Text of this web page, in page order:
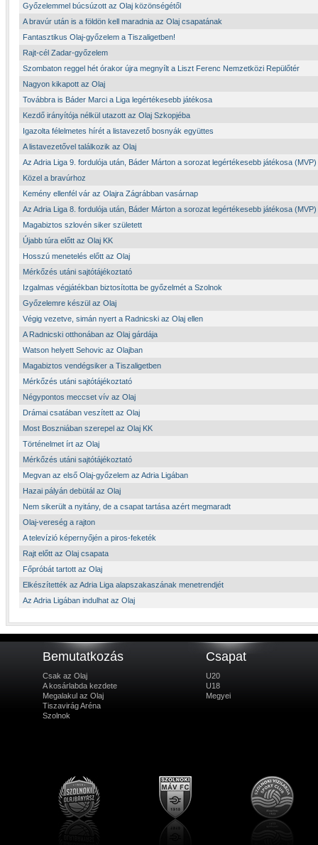
Győzelemmel búcsúzott az Olaj közönségétől
A bravúr után is a földön kell maradnia az Olaj csapatának
Fantasztikus Olaj-győzelem a Tiszaligetben!
Rajt-cél Zadar-győzelem
Szombaton reggel hét órakor újra megnyílt a Liszt Ferenc Nemzetközi Repülőtér
Nagyon kikapott az Olaj
Továbbra is Báder Marci a Liga legértékesebb játékosa
Kezdő irányítója nélkül utazott az Olaj Szkopjéba
Igazolta félelmetes hírét a listavezető bosnyák együttes
A listavezetővel találkozik az Olaj
Az Adria Liga 9. fordulója után, Báder Márton a sorozat legértékesebb játékosa (MVP)
Közel a bravúrhoz
Kemény ellenfél vár az Olajra Zágrábban vasárnap
Az Adria Liga 8. fordulója után, Báder Márton a sorozat legértékesebb játékosa (MVP)
Magabiztos szlovén siker született
Újabb túra előtt az Olaj KK
Hosszú menetelés előtt az Olaj
Mérkőzés utáni sajtótájékoztató
Izgalmas végjátékban biztosította be győzelmét a Szolnok
Győzelemre készül az Olaj
Végig vezetve, simán nyert a Radnicski az Olaj ellen
A Radnicski otthonában az Olaj gárdája
Watson helyett Sehovic az Olajban
Magabiztos vendégsiker a Tiszaligetben
Mérkőzés utáni sajtótájékoztató
Négypontos meccset vív az Olaj
Drámai csatában veszített az Olaj
Most Boszniában szerepel az Olaj KK
Történelmet írt az Olaj
Mérkőzés utáni sajtótájékoztató
Megvan az első Olaj-győzelem az Adria Ligában
Hazai pályán debütál az Olaj
Nem sikerült a nyitány, de a csapat tartása azért megmaradt
Olaj-vereség a rajton
A televízió képernyőjén a piros-feketék
Rajt előtt az Olaj csapata
Főpróbát tartott az Olaj
Elkészítették az Adria Liga alapszakaszának menetrendjét
Az Adria Ligában indulhat az Olaj
Bemutatkozás
Csak az Olaj
A kosárlabda kezdete
Megalakul az Olaj
Tiszavirág Aréna
Szolnok
Csapat
U20
U18
Megyei